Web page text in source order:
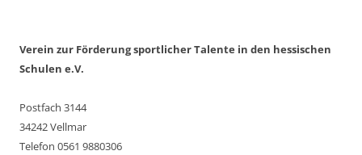
Verein zur Förderung sportlicher Talente in den hessischen
Schulen e.V.
Postfach 3144
34242 Vellmar
Telefon 0561 9880306